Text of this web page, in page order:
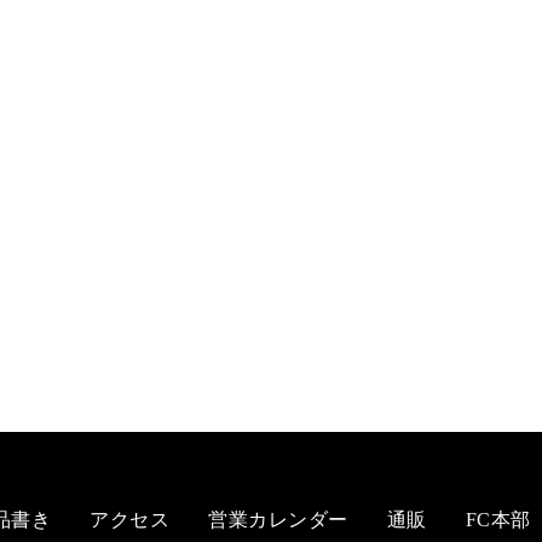
書き アクセス 営業カレンダー 通販 FC本部